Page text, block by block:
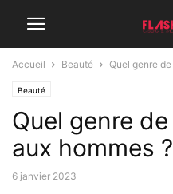
Accueil Beauté Quel genre
Beauté
Quel genre
aux hommes ?
6 janvier 2023